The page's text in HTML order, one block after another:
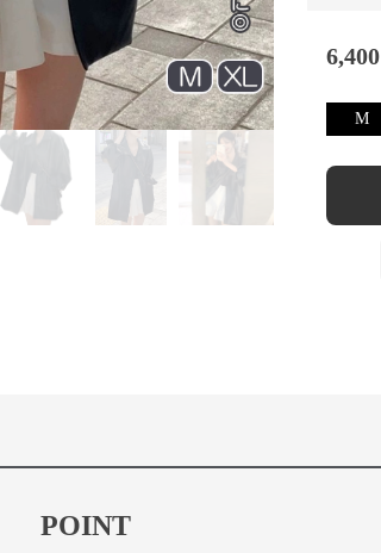
6,400
M
POINT